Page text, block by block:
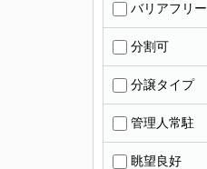
バリアフリー
分割可
分譲タイプ
管理人常駐
眺望良好